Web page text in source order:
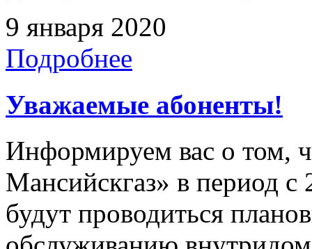
9 января 2020
Подробнее
Уважаемые абоненты!
Информируем вас о том,
Мансийскгаз» в период с
будут проводиться